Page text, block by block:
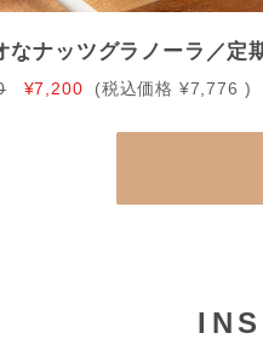
なナッツグラノーラ／定
¥7,200 (税込価格 ¥7,776 )